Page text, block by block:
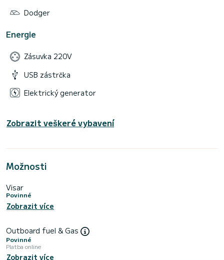
Dodger
Energie
Zásuvka 220V
USB zástrčka
Elektrický generator
Zobrazit veškeré vybavení
Možnosti
Visar
Povinné
Zobrazit více
Outboard fuel & Gas
Povinné
Platba online
Zobrazit více